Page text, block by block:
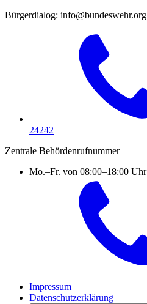
Bürgerdialog: info@bundeswehr.org
24242
Zentrale Behördenrufnummer
Mo.–Fr. von 08:00–18:00 Uhr
Impressum
Datenschutzerklärung